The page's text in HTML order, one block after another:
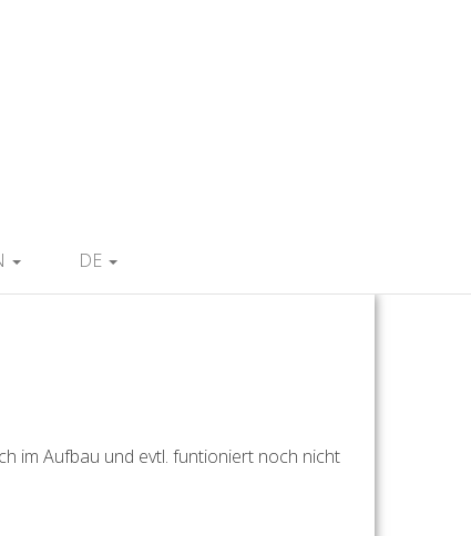
DE
im Aufbau und evtl. funtioniert noch nicht